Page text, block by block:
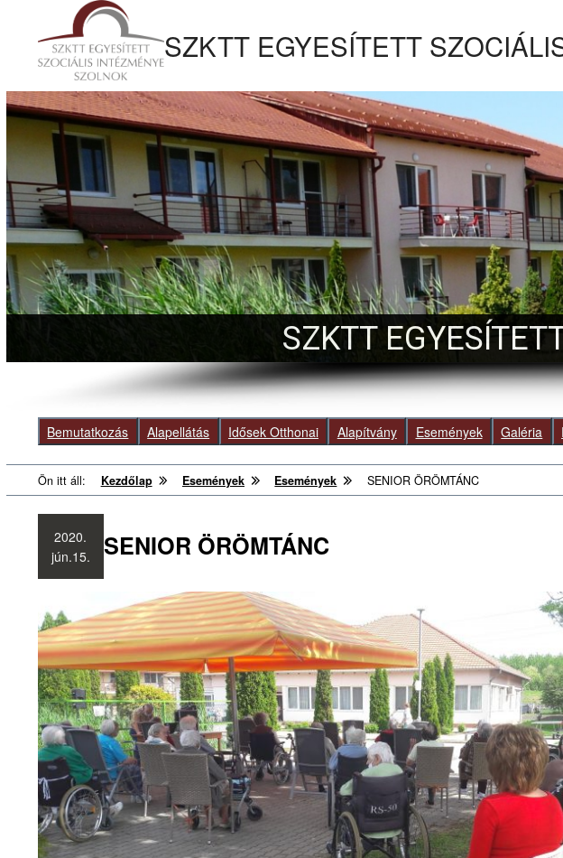
Kezdőlapra
ugrás
SZKTT EGYESÍTETT
SZKTT
Bemutatkozás Alapellátás Idősek Otthonai Alapítvány Események Galéria
Ön itt áll: Kezdőlap Események Események SENIOR ÖRÖMTÁNC
SENIOR ÖRÖMTÁNC
2020.
jún.15.